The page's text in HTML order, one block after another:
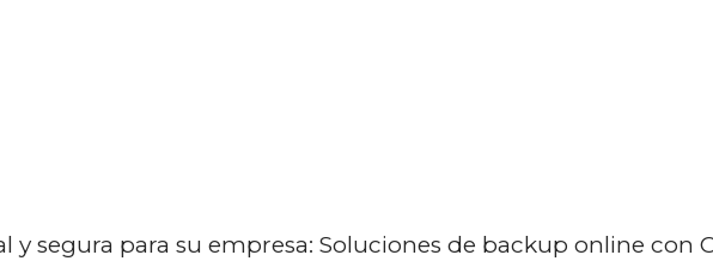
y segura para su empresa: Soluciones de backup online con